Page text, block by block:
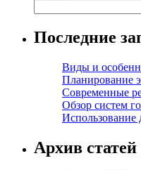
Последние
Виды и
Планирование
Современные
Обзор систем
Использование
Архив статей